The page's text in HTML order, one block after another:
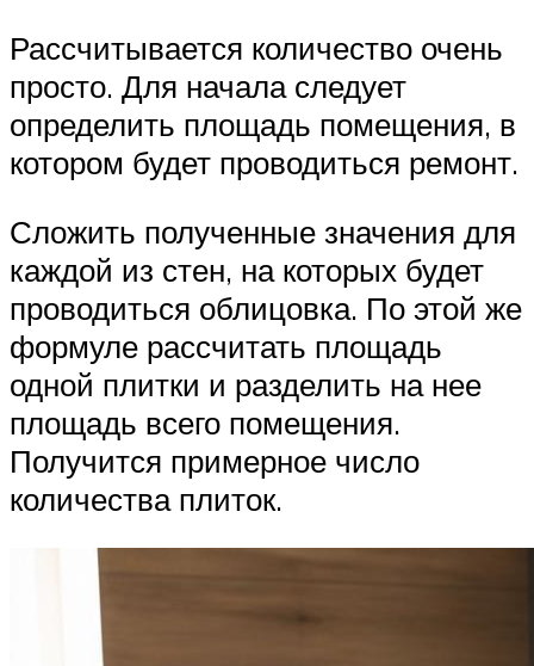
Рассчитывается количество очень
просто. Для начала следует
определить площадь помещения, в
котором будет проводиться ремонт.
Сложить полученные значения для
каждой из стен, на которых будет
проводиться облицовка. По этой же
формуле рассчитать площадь
одной плитки и разделить на нее
площадь всего помещения.
Получится примерное число
количества плиток.